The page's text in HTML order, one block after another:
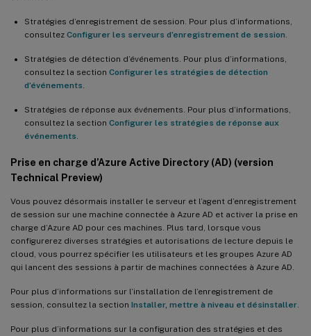
Stratégies d’enregistrement de session. Pour plus d’informations,
consultez Configurer les serveurs d’enregistrement de session
Stratégies de détection d’événements. Pour plus d’informations,
consultez la section Configurer les stratégies de détection
d’événements
Stratégies de réponse aux événements. Pour plus d’informations,
consultez la section Configurer les stratégies de réponse aux
événements
Prise en charge d’Azure Active Directory (AD) (version
Technical Preview)
Vous pouvez désormais installer le serveur et l’agent d’enregistrement
de session sur une machine connectée à Azure AD et activer la prise en
charge d’Azure AD pour ces machines. Plus tard, lorsque vous
configurerez diverses stratégies et autorisations de lecture depuis le
cloud, vous pourrez spécifier les utilisateurs et les groupes Azure AD
qui lancent des sessions à partir de machines connectées à Azure AD.
Pour plus d’informations sur l’installation de l’enregistrement de
session, consultez la section Installer, mettre à niveau et désinstaller
Pour plus d’informations sur la configuration des stratégies et des
Adapter la résolution d’image pour un codec vidéo avec perte
Notification améliorée pour les actions de réponse aux
événements
Google Analytics désactivé par défaut pour les clients de l’UE
Paramètres facultatifs supplémentaires pour les commandes
ICLDB
Nouveautés dans la version 2212
Codec vidéo avec perte
Journalisation des motifs de lecture
Nouveautés dans la version 2210
Prise en charge de l’installation sur la session 0
Contrôle d’accès aux enregistrements